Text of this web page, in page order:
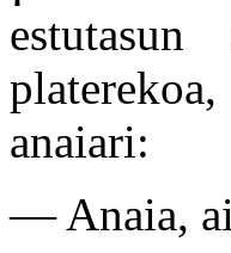
anaiari:
— Anaia,